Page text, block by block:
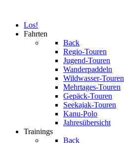
Los!
Fahrten
Back
Regio-Touren
Jugend-Touren
Wanderpaddeln
Wildwasser-Touren
Mehrtages-Touren
Gepäck-Touren
Seekajak-Touren
Kanu-Polo
Jahresübersicht
Trainings
Back